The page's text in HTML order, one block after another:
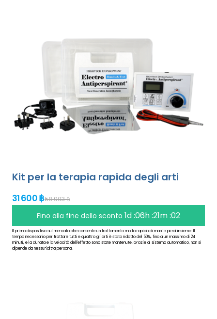
Kit per la terapia rapida degli arti
31 600 ฿58 903 ฿
Fino alla fine dello sconto1d :06h :21m :01
Il primo dispositivo sul mercato che consente un trattamento molto rapido di mani e piedi insieme. Il
tempo necessario per trattare tutti e quattro gli arti è stato ridotto del 50%, fino a un massimo di 24
minuti, e la durata e la velocità dell'effetto sono state mantenute. Grazie al sistema automatico, non si
dipende da nessun'altra persona.